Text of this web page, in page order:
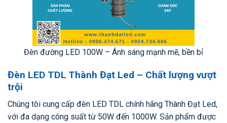
Đèn đường LED 100W – Ánh sáng mạnh mẽ, bền bỉ
Đèn LED TDL Thành Đạt Led – Chất lượng vượt
trội
Chúng tôi cung cấp đèn LED TDL chính hãng Thành Đạt Led,
với đa dạng công suất từ 50W đến 1000W. Sản phẩm được